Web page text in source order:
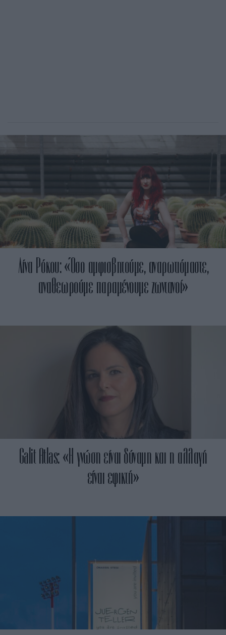
Λίνα Ρόκου: «Όσο αμφισβητούμε, αναρωτιόμαστε,
αναθεωρούμε παραμένουμε ζωντανοί»
Galit Atlas: «Η γνώση είναι δύναμη και η αλλαγή
είναι εφικτή»